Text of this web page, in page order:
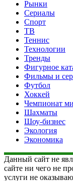
Рынки
Сериалы
Спорт
ТВ
Теннис
Технологии
Тренды
Фигурное
Фильмы и
Футбол
Хоккей
Чемпионат
Шахматы
Шоу-бизнес
Экология
Экономика
Данный сайт не
сайте ни чего не
услуги не